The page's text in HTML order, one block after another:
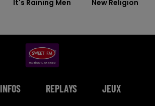
It's Raining Men New Religion
INFOS REPLAYS JEUX